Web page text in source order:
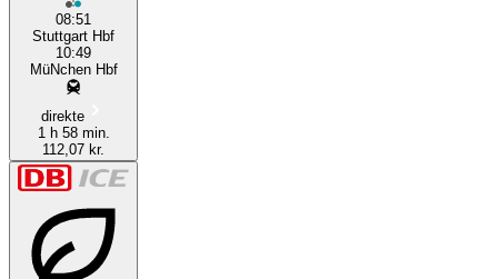
08:51
Stuttgart Hbf
10:49
MüNchen Hbf
direkte
1 h 58 min.
112,07 kr.